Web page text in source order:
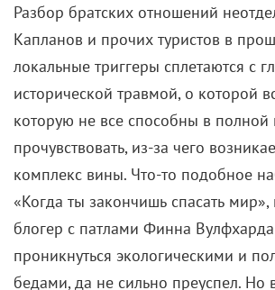
Разбор братских отношений
Капланов и прочих туристов в
локальные триггеры сплетаются с
исторической травмой, о которой
которую не все способны в полной
прочувствовать, из-за чего
комплекс вины. Что-то подобное
«Когда ты закончишь спасать мир»,
блогер с патлами Финна
проникнуться экологическими и
бедами, да не сильно преуспел. Но